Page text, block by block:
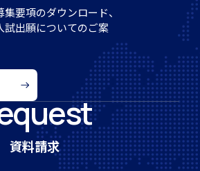
集要項のダウンロード、
試出願についてのご案
資料請求